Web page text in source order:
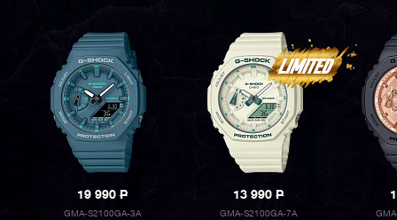
19 990P
GMA-S2100GA-3A
13 990P
GMA-S2100GA-7A